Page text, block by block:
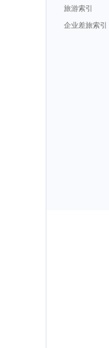
旅游索引
企业差旅索引